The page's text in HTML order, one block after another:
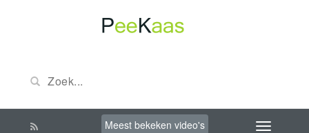
Meest bekeken video's